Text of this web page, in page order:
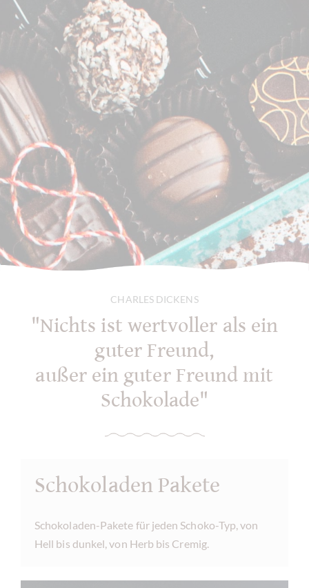
CHARLES DICKENS
"Nichts ist wertvoller als ein
guter Freund,
außer ein guter Freund mit
Schokolade"
Schokoladen Pakete
Schokoladen-Pakete für jeden Schoko-Typ, von
Hell bis dunkel, von Herb bis Cremig.